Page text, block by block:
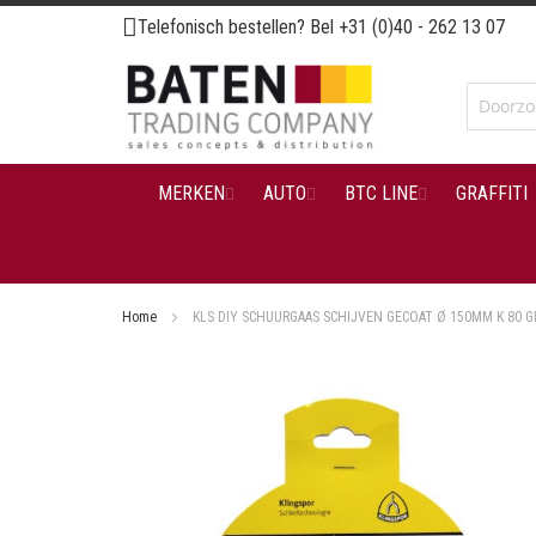
Ga
naar
de
inhoud
Telefonisch bestellen? Bel +31 (0)40 - 262 13 07
MERKEN AUTO BTC LINE GRAFFITI
Home KLS DIY SCHUURGAAS SCHIJVEN GECOAT Ø 150MM K 80